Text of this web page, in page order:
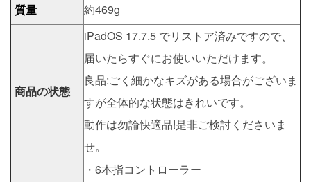
質量 約469g
商品の状態
iPadOS 17.7.5 でリストア済みですので、
届いたらすぐにお使いいただけます。
良品:ごく細かなキズがある場合がございま
すが全体的な状態はきれいです。
動作は勿論快適品!是非ご検討くださいま
せ。
・ 6本指コントローラー